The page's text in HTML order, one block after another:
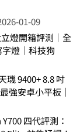
01-09
燈開箱評測｜全
燈｜科技狗
璣 9400+ 8.8 吋
強安卓小平板｜
四代評測：